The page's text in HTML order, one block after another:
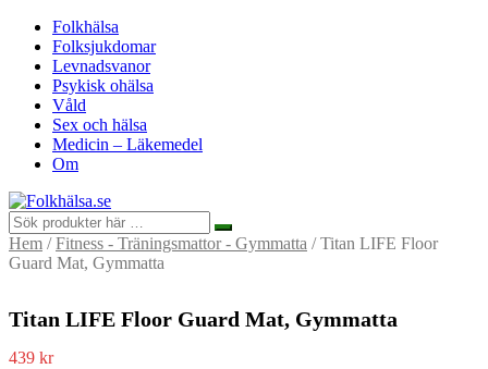
Folkhälsa
Folksjukdomar
Levnadsvanor
Psykisk ohälsa
Våld
Sex och hälsa
Medicin – Läkemedel
Om
Hem /Fitness - Träningsmattor - Gymmatta / Titan LIFE Floor
Guard Mat, Gymmatta
Titan LIFE Floor Guard Mat, Gymmatta
439 kr